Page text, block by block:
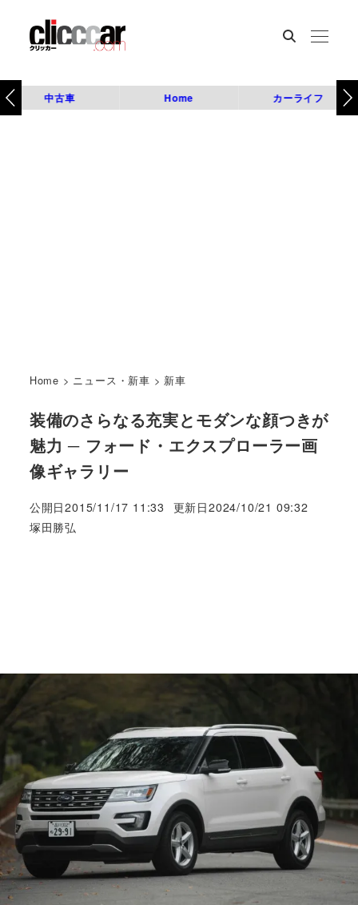
中古車 Home カーライフ
Home > ニュース・新車 > 新車
装備のさらなる充実とモダンな顔つきが
魅力 ─ フォード・エクスプローラー画
像ギャラリー
公開日2015/11/17 11:33 更新日2024/10/21 09:32
著
塚田勝弘